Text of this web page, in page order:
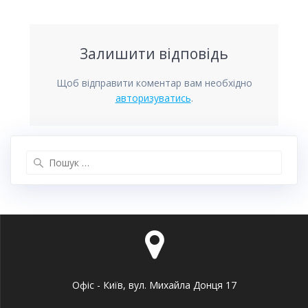
Залишити відповідь
Щоб відправити коментар вам необхідно
авторизуватись.
Офіс - Київ, вул. Михайла Донця 17